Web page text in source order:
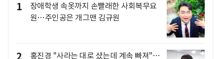
1
장애학생 속옷까지 손빨래한 사회복무요
원…주인공은 개그맨 김규원
2
홍진경 "사라는 대로 샀는데 계속 빠져"…